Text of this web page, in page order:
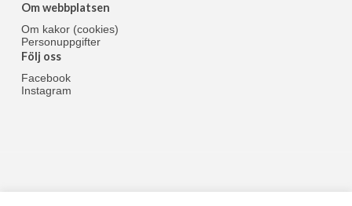
Om webbplatsen
Om kakor (cookies)
Personuppgifter
Följ oss
Facebook
Instagram